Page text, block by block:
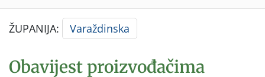
ŽUPANIJA: Varaždinska
Obavijest proizvođačima